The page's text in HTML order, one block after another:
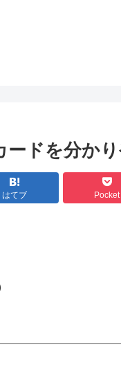
ドを分かり
はてブ Pocket